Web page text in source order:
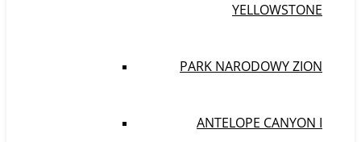
YELLOWSTONE
PARK NARODOWY ZION
ANTELOPE CANYON I